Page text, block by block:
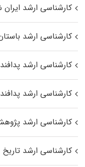
کارشناسی ارشد
کارشناسی ارشد
کارشناسی ارشد
کارشناسی ارشد پدافند
کارشناسی ارشد
کارشناسی ارشد تاریخ